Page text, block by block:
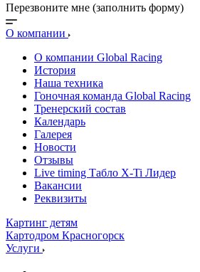
Перезвоните мне (заполнить форму)
О компании
О компании Global Racing
История
Наша техника
Гоночная команда Global Racing
Тренерский состав
Календарь
Галерея
Новости
Отзывы
Live timing Табло X-Ti Лидер
Вакансии
Реквизиты
Картинг детям
Картодром Красногорск
Услуги